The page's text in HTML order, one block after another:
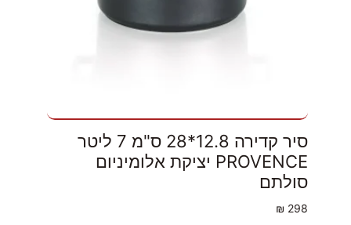
סיר קדירה 12.8*28 ס"מ 7 ליטר
PROVENCE יציקת אלומיניום
סולתם
298
₪